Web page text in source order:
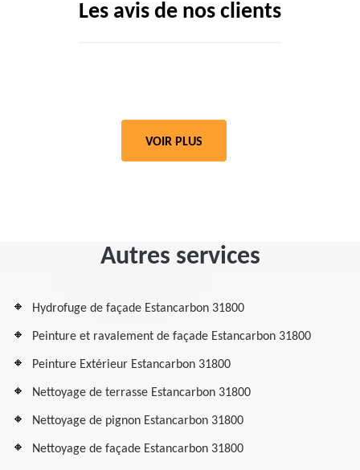
Les avis de nos clients
VOIR PLUS
Autres services
Hydrofuge de façade Estancarbon 31800
Peinture et ravalement de façade Estancarbon 31800
Peinture Extérieur Estancarbon 31800
Nettoyage de terrasse Estancarbon 31800
Nettoyage de pignon Estancarbon 31800
Nettoyage de façade Estancarbon 31800